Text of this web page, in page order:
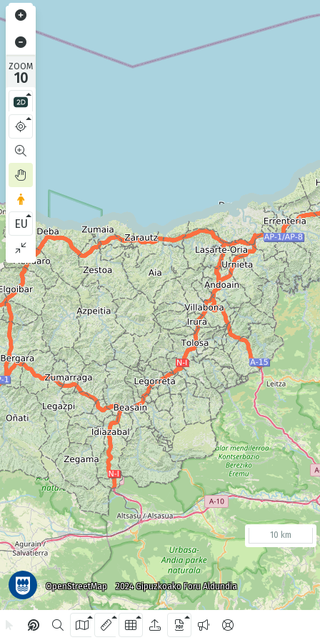
ZOOM
10
EU
OpenStreetMap 2024 Gipuzkoako Foru Aldundia
10 km